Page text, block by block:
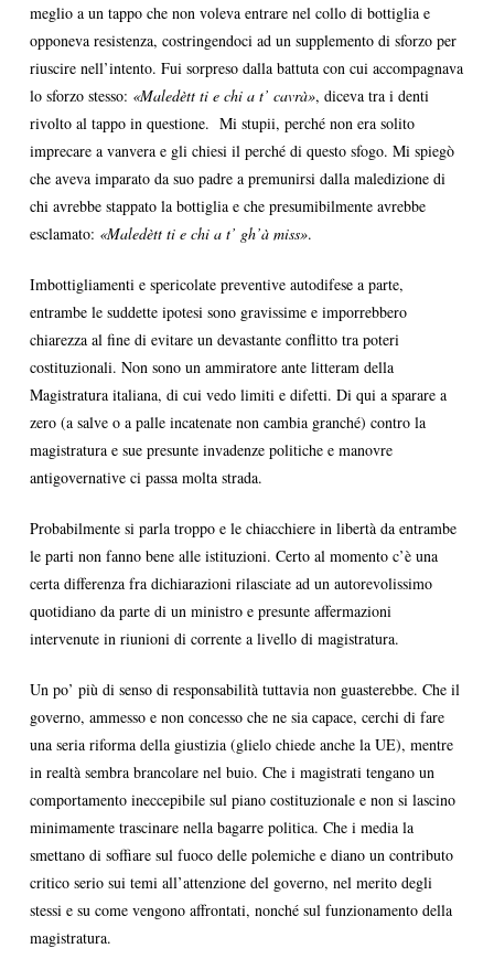
meglio a un tappo che non voleva entrare nel collo di bottiglia e
opponeva resistenza, costringendoci ad un supplemento di sforzo per
riuscire nell’intento. Fui sorpreso dalla battuta con cui accompagnava
lo sforzo stesso: «Maledètt ti e chi a t’ cavrà», diceva tra i denti
rivolto al tappo in questione. Mi stupii, perché non era solito
imprecare a vanvera e gli chiesi il perché di questo sfogo. Mi spiegò
che aveva imparato da suo padre a premunirsi dalla maledizione di
chi avrebbe stappato la bottiglia e che presumibilmente avrebbe
esclamato: «Maledètt ti e chi a t’ gh’à miss».
Imbottigliamenti e spericolate preventive autodifese a parte,
entrambe le suddette ipotesi sono gravissime e imporrebbero
chiarezza al fine di evitare un devastante conflitto tra poteri
costituzionali. Non sono un ammiratore ante litteram della
Magistratura italiana, di cui vedo limiti e difetti. Di qui a sparare a
zero (a salve o a palle incatenate non cambia granché) contro la
magistratura e sue presunte invadenze politiche e manovre
antigovernative ci passa molta strada.
Probabilmente si parla troppo e le chiacchiere in libertà da entrambe
le parti non fanno bene alle istituzioni. Certo al momento c’è una
certa differenza fra dichiarazioni rilasciate ad un autorevolissimo
quotidiano da parte di un ministro e presunte affermazioni
intervenute in riunioni di corrente a livello di magistratura.
Un po’ più di senso di responsabilità tuttavia non guasterebbe. Che il
governo, ammesso e non concesso che ne sia capace, cerchi di fare
una seria riforma della giustizia (glielo chiede anche la UE), mentre
in realtà sembra brancolare nel buio. Che i magistrati tengano un
comportamento ineccepibile sul piano costituzionale e non si lascino
minimamente trascinare nella bagarre politica. Che i media la
smettano di soffiare sul fuoco delle polemiche e diano un contributo
critico serio sui temi all’attenzione del governo, nel merito degli
stessi e su come vengono affrontati, nonché sul funzionamento della
magistratura.